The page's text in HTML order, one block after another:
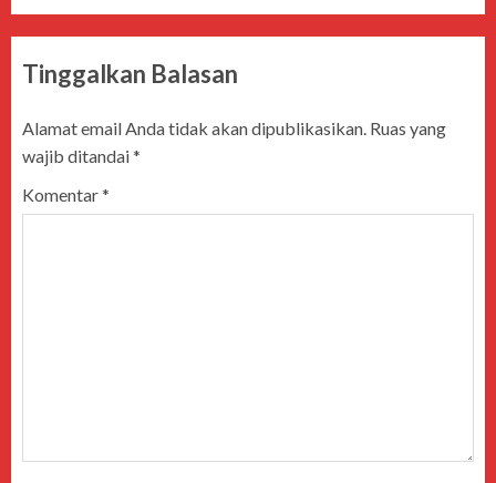
Tinggalkan Balasan
Alamat email Anda tidak akan dipublikasikan. Ruas yang
wajib ditandai*
Komentar*